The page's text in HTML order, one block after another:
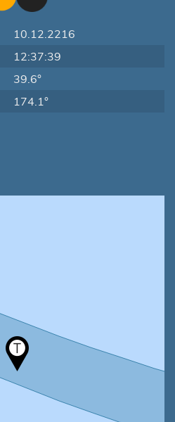
10.12.2216
12:37:39
39.6°
174.1°